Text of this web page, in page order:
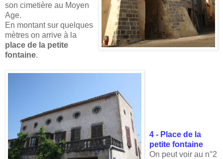
son cimetière au Moyen
Age.
En montant sur quelques
mètres on arrive à la
place de la petite
fontaine.
4 - Place de la
petite fontaine
On peut voir au n°2